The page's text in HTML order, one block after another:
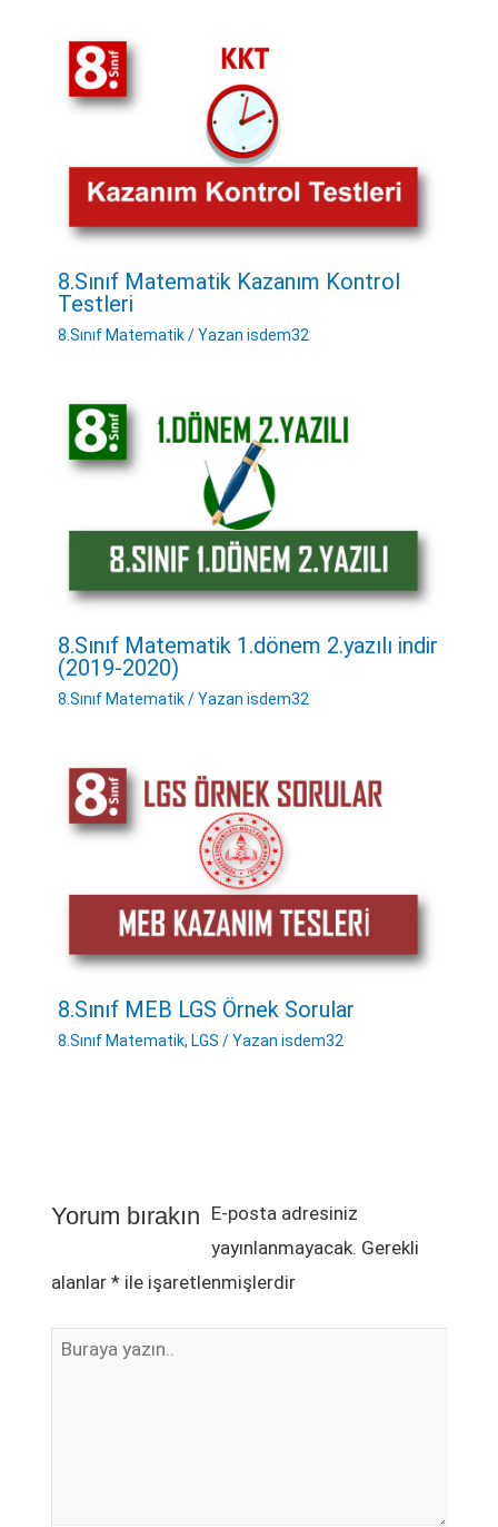
8.Sınıf Matematik Kazanım Kontrol
Testleri
8.Sınıf Matematik/ Yazan isdem32
8.Sınıf Matematik 1.dönem 2.yazılı indir
(2019-2020)
8.Sınıf Matematik/ Yazan isdem32
8.Sınıf MEB LGS Örnek Sorular
8.Sınıf Matematik, LGS / Yazan isdem32
Yorum bırakın E-posta adresiniz
yayınlanmayacak. Gerekli
alanlar *ile işaretlenmişlerdir
Posta*
sitesi